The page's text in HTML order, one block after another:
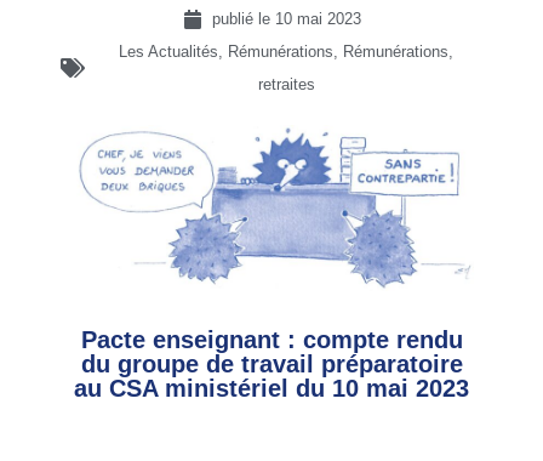
publié le 10 mai 2023
Les Actualités, Rémunérations, Rémunérations,
retraites
Pacte enseignant : compte rendu
du groupe de travail préparatoire
au CSA ministériel du 10 mai 2023